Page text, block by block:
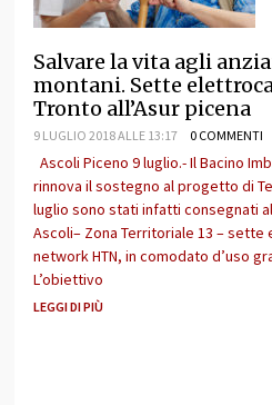
Salvare la vita agli
montani. Sette
Tronto all’Asur picena
9 LUGLIO 2018 ALLE 13:17 0 COMMENTI
Ascoli Piceno 9 luglio.- Il Bacino
rinnova il sostegno al progetto di
luglio sono stati infatti consegnati
Ascoli– Zona Territoriale 13 –
network HTN, in comodato d’uso
L’obiettivo
LEGGI DI PIÙ